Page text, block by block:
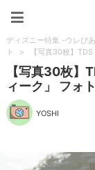
ディズニー特集 -ウレぴ
ト
> 【写真30枚】
【写真30枚】
ィーク」 フォ
YOSHI